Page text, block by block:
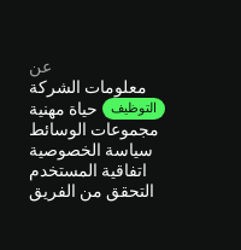
عن
معلومات الشركة
حياة مهنية
التوظيف
مجموعات الوسائط
سياسة الخصوصية
اتفاقية المستخدم
التحقق من الفريق